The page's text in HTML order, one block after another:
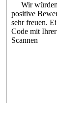
Wir würden
positive
sehr freuen.
Code mit
Scannen